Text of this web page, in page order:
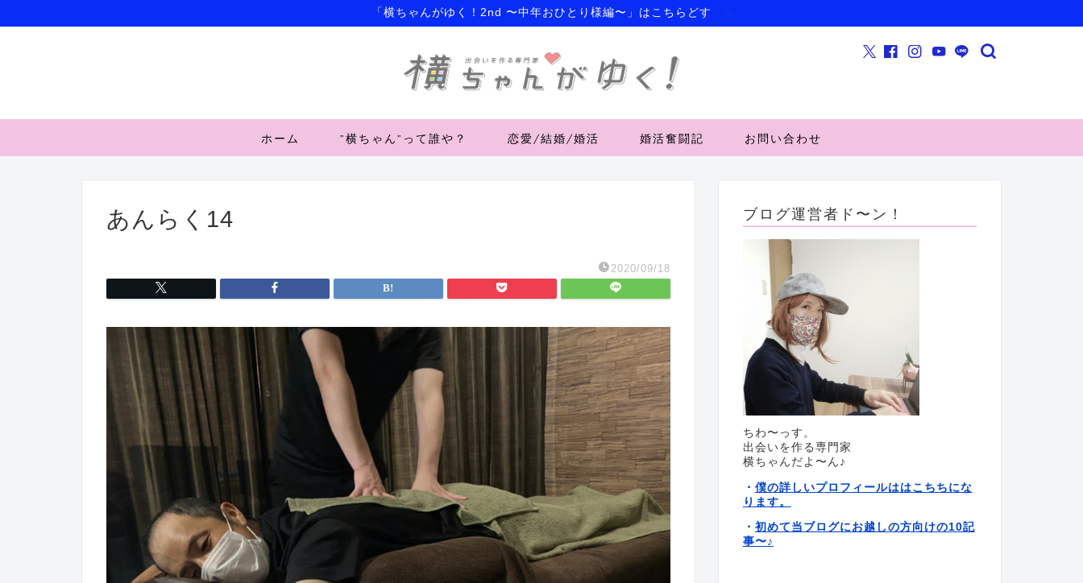
「横ちゃんがゆく！2nd 〜中年おひとり様編〜」はこちらどす
ホーム ”横ちゃん”って誰や？ 恋愛/結婚/婚活 婚活奮闘記 お問い合わせ
あんらく14
2020/09/18
ブログ運営者ド〜ン！
ちわ〜っす。
出会いを作る専門家
横ちゃんだよ〜ん♪
・ 僕の詳しいプロフィールははこちちにな
ります。
・ 初めて当ブログにお越しの方向けの10記
事〜♪